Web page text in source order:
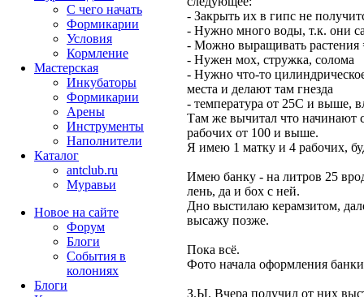
- Закрыть их в гипс не
- Нужно много воды, т.к. они
- Можно выращивать растения
- Нужен мох, стружка, солома
- Нужно что-то
места и делают там гнезда
- температура от 25С и выше,
Там же вычитал что начинают
рабочих от 100 и выше.
Я имею 1 матку и 4 рабочих,
Имею банку - на литров 25
лень, да и бох с ней.
Дно выстилаю керамзитом,
высажу позже.
Пока всё.
Фото начала оформления
З.Ы. Вчера получил от них
С чего начать
Формикарии
Условия
Кормление
Мастерская
Инкубаторы
Формикарии
Арены
Инструменты
Наполнители
Каталог
antclub.ru
Муравьи
Новое на сайте
Форум
Блоги
События в
колониях
Блоги